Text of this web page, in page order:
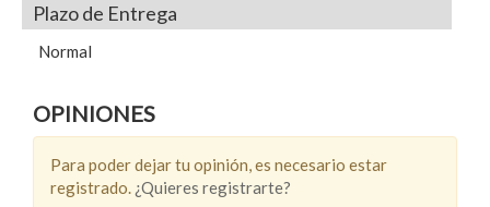
Plazo de Entrega
Normal
OPINIONES
Para poder dejar tu opinión, es necesario estar
registrado. ¿Quieres registrarte?